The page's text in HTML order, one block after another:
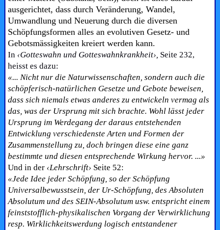
ausgerichtet, dass durch Veränderung, Wandel,
Umwandlung und Neuerung durch die diversen
Schöpfungsformen alles an evolutiven Gesetz- und
Gebotsmässigkeiten kreiert werden kann.
In ‹Gotteswahn und Gotteswahnkrankheit›, Seite 232,
heisst es dazu:
«... Nicht nur die Naturwissenschaften, sondern auch die
schöpferisch-natürlichen Gesetze und Gebote beweisen,
dass sich niemals etwas anderes zu entwickeln vermag als
das, was der Ursprung mit sich brachte. Wohl lässt jeder
Ursprung im Werdegang der daraus entstehenden
Entwicklung verschiedenste Arten und Formen der
Zusammenstellung zu, doch bringen diese eine ganz
bestimmte und diesen entsprechende Wirkung hervor. ...»
Und in der ‹Lehrschrift› Seite 52:
«Jede Idee jeder Schöpfung, so der Schöpfung
Universalbewusstsein, der Ur-Schöpfung, des Absoluten
Absolutum und des SEIN-Absolutum usw. entspricht einem
feinststofflich-physikalischen Vorgang der Verwirklichung
resp. Wirklichkeitswerdung logisch entstandener